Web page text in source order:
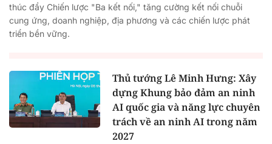
thúc đẩy Chiến lược "Ba kết nối," tăng cường kết nối chuỗi
cung ứng, doanh nghiệp, địa phương và các chiến lược phát
triển bền vững.
Thủ tướng Lê Minh Hưng: Xây
dựng Khung bảo đảm an ninh
AI quốc gia và năng lực chuyên
trách về an ninh AI trong năm
2027